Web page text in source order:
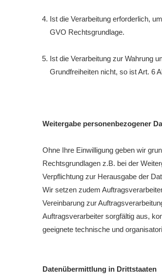
Ist die Verarbeitung erforderlich,
GVO Rechtsgrundlage.
Ist die Verarbeitung zur Wahrung
Grundfreiheiten nicht, so ist Art. 6
Weitergabe personenbezogener
Ohne Ihre Einwilligung geben wir
Rechtsgrundlagen z.B. bei der
Verpflichtung zur Herausgabe der
Wir setzen zudem
Vereinbarung zur
Auftragsverarbeiter sorgfältig aus,
geeignete technische und
Datenübermittlung in Drittstaaten